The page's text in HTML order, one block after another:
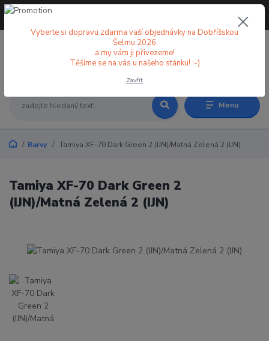
Menu
+420 773 998 582
Barvy Tamiya XF-70 Dark Green 2 (IJN)/Matná Zelená 2 (IJN)
Tamiya XF-70 Dark Green 2
(IJN)/Matná Zelená 2 (IJN)
Vyberte si dopravu zdarma vaší objednávky na Dobříšskou
Šelmu 2026
a my vám ji přivezeme!
Těšíme se na vás u našeho stánku! :-)
Zavřít